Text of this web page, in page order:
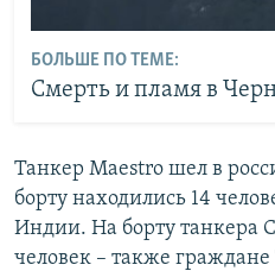
БОЛЬШЕ ПО ТЕМЕ:
Смерть и пламя в
Танкер Maestro шел в
борту находились 14
Индии. На борту танкера
человек – также